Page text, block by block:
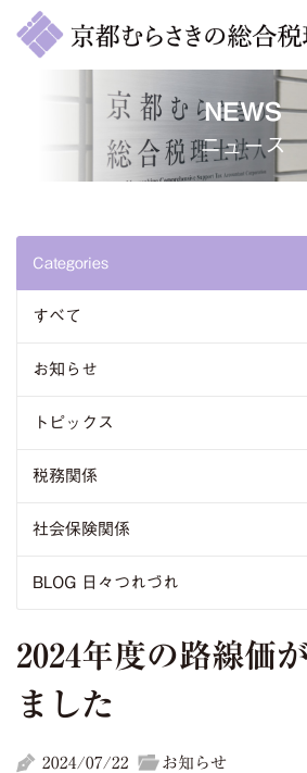
NEWS
ニュース
Categories
すべて
お知らせ
トピックス
税務関係
社会保険関係
BLOG 日々つれづれ
2024年度の路線価
ました
2024/07/22 お知らせ